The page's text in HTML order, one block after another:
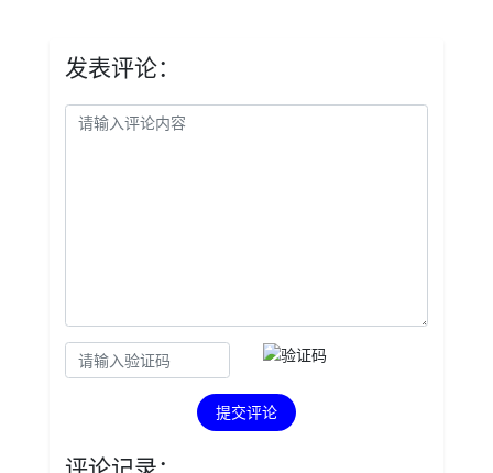
发表评论：
提交评论
评论记录：